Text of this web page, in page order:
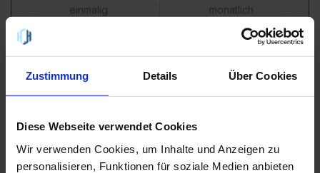
Zustimmung Details Über Cookies
Diese Webseite verwendet Cookies
Wir verwenden Cookies, um Inhalte und Anzeigen zu
personalisieren, Funktionen für soziale Medien anbieten
einmalig monatlich
99 €
SIM-Only Preis:39,45 €
Gesamtkosten 24 Monate:1725,70 €
24
Monate Netz Internet